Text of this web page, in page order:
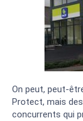
On peut, peut-
Protect, mais
concurrents qui